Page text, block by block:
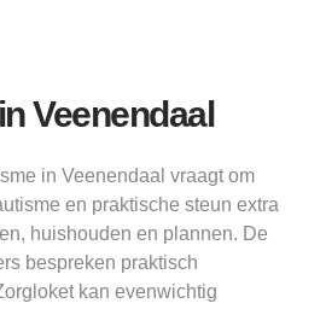
Veenendaal
in Veenendaal vraagt om
en praktische steun extra
huishouden en plannen. De
bespreken praktisch
kan evenwichtig